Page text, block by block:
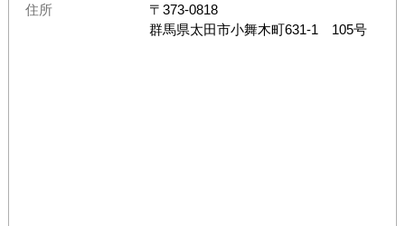
住所 〒 373-0818
群馬県太田市小舞木町631-1 105号